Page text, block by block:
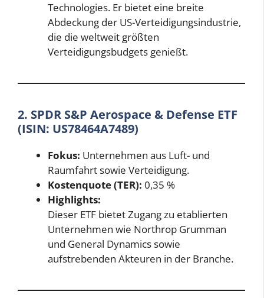
Technologies. Er bietet eine breite
Abdeckung der US-Verteidigungsindustrie,
die die weltweit größten
Verteidigungsbudgets genießt.
2. SPDR S&P Aerospace & Defense ETF
(ISIN: US78464A7489)
Fokus: Unternehmen aus Luft- und
Raumfahrt sowie Verteidigung.
Kostenquote (TER): 0,35 %
Highlights:
Dieser ETF bietet Zugang zu etablierten
Unternehmen wie Northrop Grumman
und General Dynamics sowie
aufstrebenden Akteuren in der Branche.